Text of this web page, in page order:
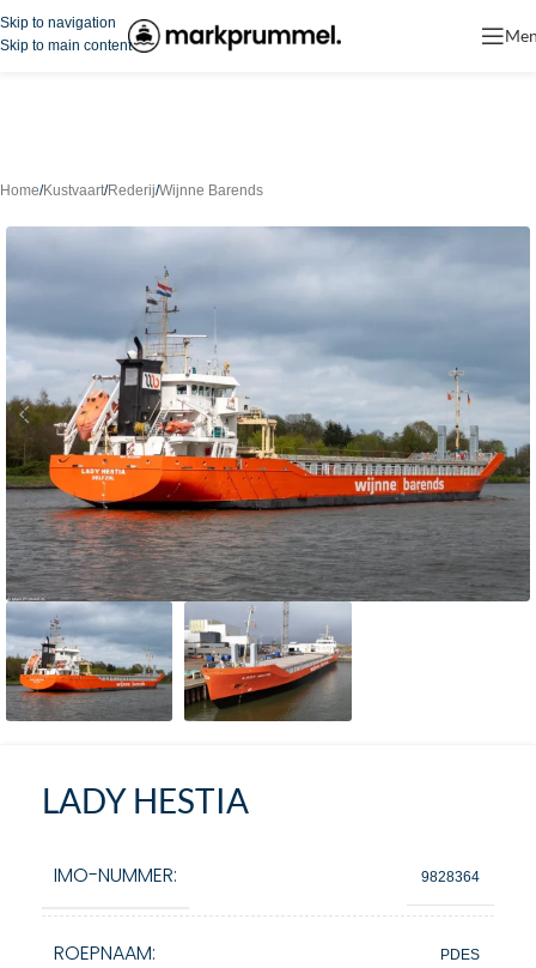
Skip to navigation
Skip to main content
Home/Kustvaart/Rederij/Wijnne Barends
LADY HESTIA
IMO-NUMMER: 9828364
ROEPNAAM: PDES